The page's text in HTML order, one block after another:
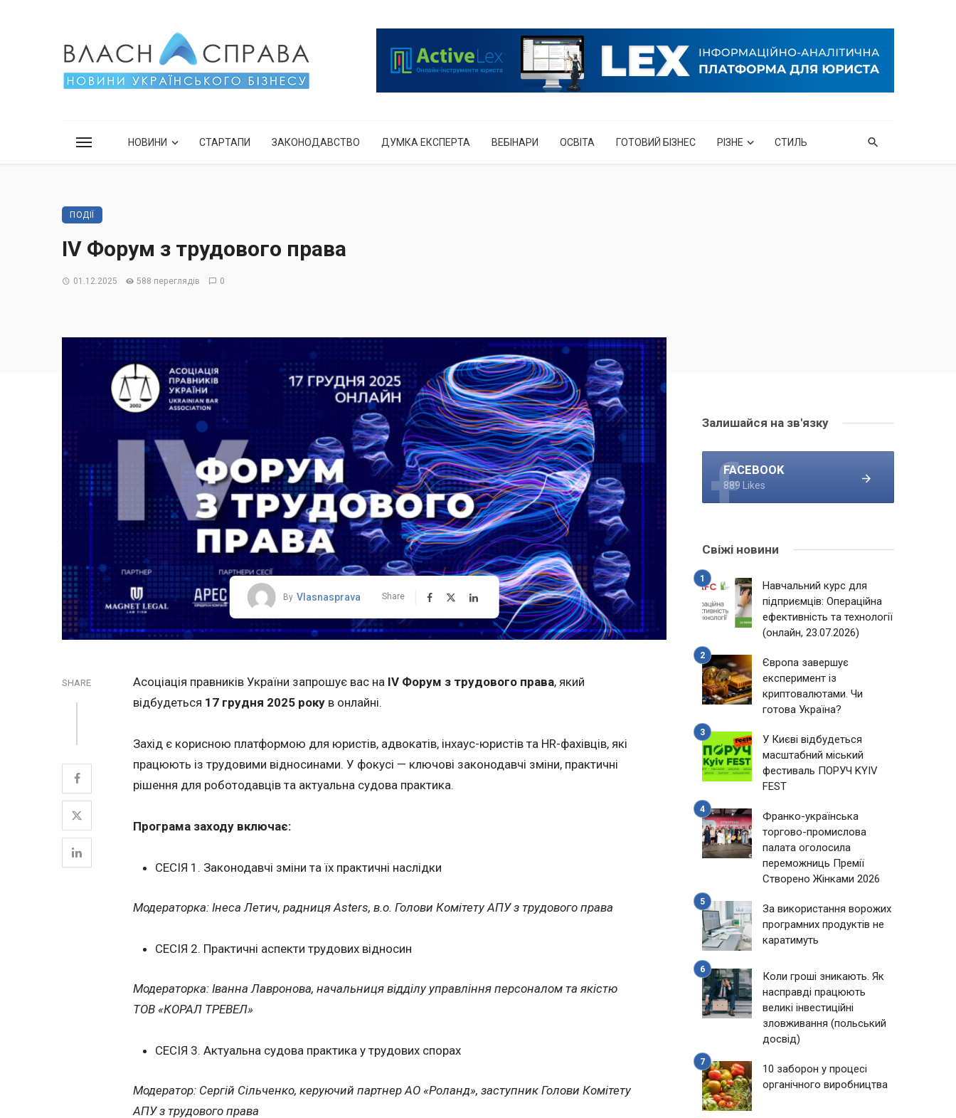
НОВИНИ СТАРТАПИ ЗАКОНОДАВСТВО ДУМКА ЕКСПЕРТА ВЕБІНАРИ ОСВІТА ГОТОВИЙ БІЗНЕС РІЗНЕ СТИЛЬ
ПОДІЇ
IV Форум з трудового права
01.12.2025 588 переглядів 0
By Vlasnasprava Share
SHARE Асоціація правників України запрошує вас на IV Форум з трудового права, який
відбудеться 17 грудня 2025 року в онлайні.
Захід є корисною платформою для юристів, адвокатів, інхаус-юристів та HR-фахівців, які
працюють із трудовими відносинами. У фокусі — ключові законодавчі зміни, практичні
рішення для роботодавців та актуальна судова практика.
Програма заходу включає:
СЕСІЯ 1. Законодавчі зміни та їх практичні наслідки
Модераторка: Інеса Летич, радниця Asters, в.о. Голови Комітету АПУ з трудового права
СЕСІЯ 2. Практичні аспекти трудових відносин
Модераторка: Іванна Лавронова, начальниця відділу управління персоналом та якістю
ТОВ «КОРАЛ ТРЕВЕЛ»
СЕСІЯ 3. Актуальна судова практика у трудових спорах
Модератор: Сергій Сільченко, керуючий партнер АО «Роланд», заступник Голови Комітету
АПУ з трудового права
Залишайся на зв'язку
FACEBOOK
889 Likes
Свіжі новини
Навчальний курс для
підприємців: Операційна
ефективність та технології
(онлайн, 23.07.2026)
Європа завершує
експеримент із
криптовалютами. Чи
готова Україна?
У Києві відбудеться
масштабний міський
фестиваль ПОРУЧ KYIV
FEST
Франко-українська
торгово-промислова
палата оголосила
переможниць Премії
Створено Жінками 2026
За використання ворожих
програмних продуктів не
каратимуть
Коли гроші зникають. Як
насправді працюють
великі інвестиційні
зловживання (польський
досвід)
10 заборон у процесі
органічного виробництва